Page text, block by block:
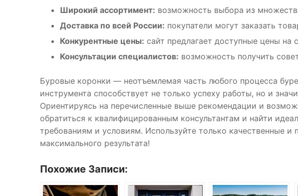
Широкий ассортимент: возможность выбора из
Доставка по всей России: покупатели могут заказать
Конкурентные цены: сайт предлагает доступные цены на
Консультации специалистов: возможность получить
Буровые коронки — неотъемлемая часть любого процесса
инструмента способствует не только успеху работы, но и
Ориентируясь на перечисленные выше рекомендации и
обратиться к квалифицированным консультантам и найти
требованиям и условиям. Используйте только качественные и
максимального результата!
Похожие Записи: